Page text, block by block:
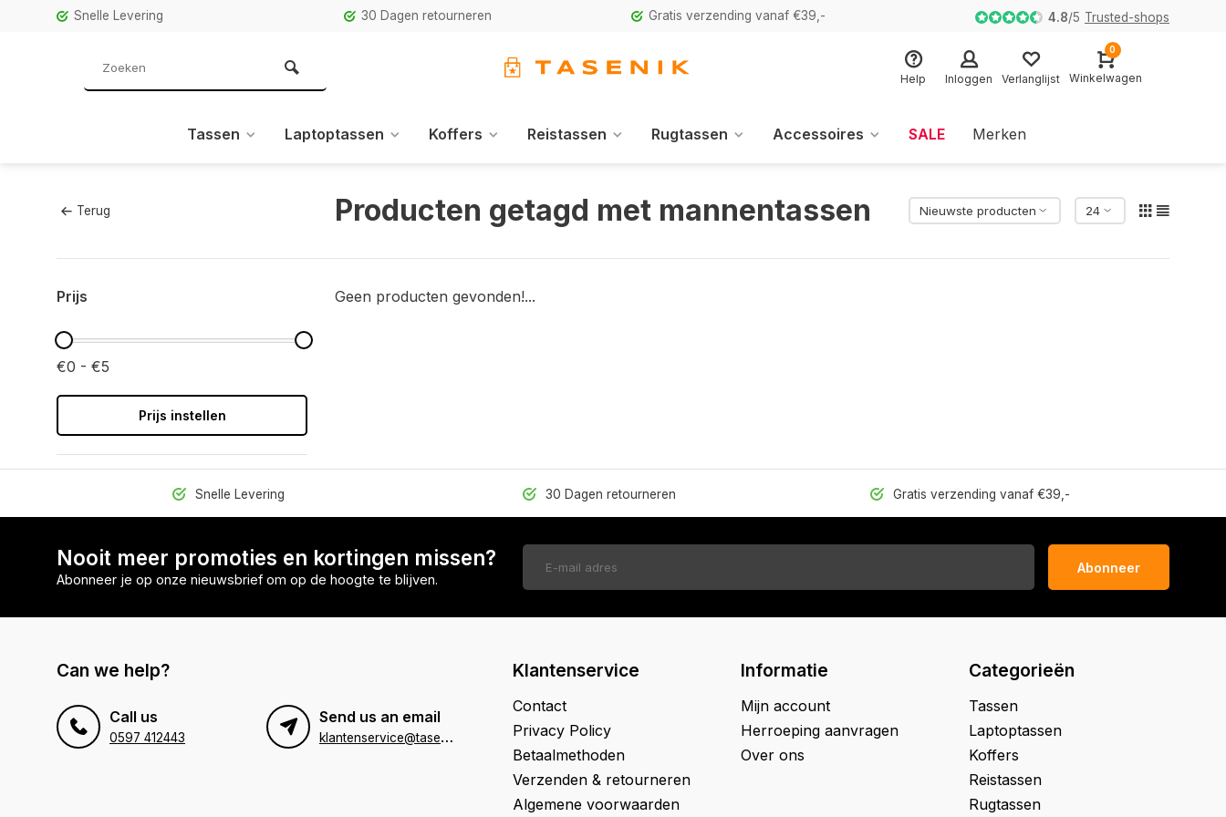
Snelle Levering 30 Dagen retourneren Gratis verzending vanaf €39,- 4.8/5 Trusted-shops
Help Inloggen Verlanglijst
0
Winkelwagen
Tassen Laptoptassen Koffers Reistassen Rugtassen Accessoires SALE Merken
Terug Producten getagd met mannentassen
Prijs
€0 - €5
Prijs instellen
Geen producten gevonden!...
Snelle Levering 30 Dagen retourneren Gratis verzending vanaf €39,-
Nooit meer promoties en kortingen missen?
Abonneer je op onze nieuwsbrief om op de hoogte te blijven.
Abonneer
Can we help?
Call us
0597 412443
Send us an email
k
lantenservice@tasenik.nl
Klantenservice
Contact
Privacy Policy
Betaalmethoden
Verzenden & retourneren
Algemene voorwaarden
Informatie
Mijn account
Herroeping aanvragen
Over ons
Categorieën
Tassen
Laptoptassen
Koffers
Reistassen
Rugtassen